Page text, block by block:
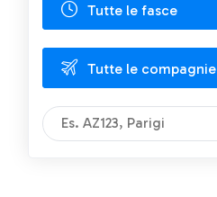
Tutte le fasce
Tutte le compagnie